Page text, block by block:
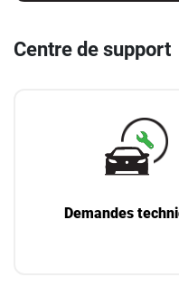
Centre de support
Demandes